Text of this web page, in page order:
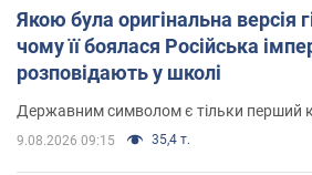
Якою була оригінальна версія
чому її боялася Російська
розповідають у школі
Державним символом є тільки перший
9.08.2026 09:15 35,4 т.